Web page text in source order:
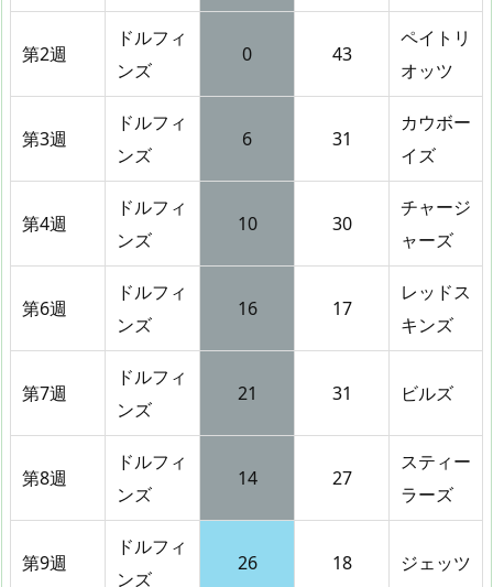
第2週
ドルフィ
ンズ
0 43
ペイトリ
オッツ
第3週
ドルフィ
ンズ
6 31
カウボー
イズ
第4週
ドルフィ
ンズ
10 30
チャージ
ャーズ
第6週
ドルフィ
ンズ
16 17
レッドス
キンズ
第7週
ドルフィ
ンズ
21 31 ビルズ
第8週
ドルフィ
ンズ
14 27
スティー
ラーズ
第9週
ドルフィ
ンズ
26 18 ジェッツ